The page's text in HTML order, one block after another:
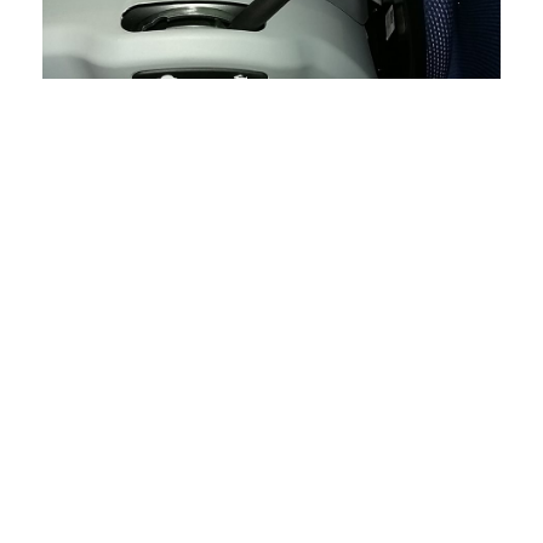
Nová zpětná zrcátka s širokým úhlem výhledu
Potlačení ostrých rohů uvnitř a vně kabiny z